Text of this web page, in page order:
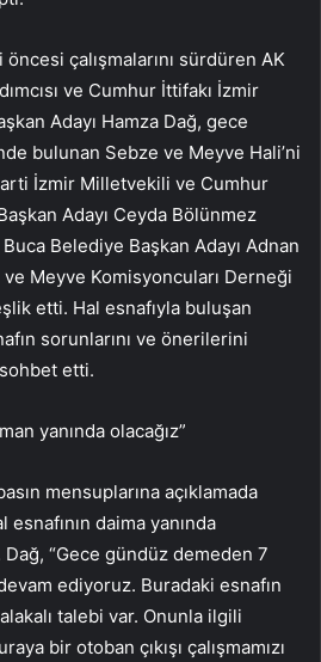
çalışmalarını sürdüren AK
ve Cumhur İttifakı İzmir
Adayı Hamza Dağ, gece
bulunan Sebze ve Meyve Hali’ni
İzmir Milletvekili ve Cumhur
Adayı Ceyda Bölünmez
Buca Belediye Başkan Adayı Adnan
Meyve Komisyoncuları Derneği
etti. Hal esnafıyla buluşan
sorunlarını ve önerilerini
etti.
yanında olacağız”
mensuplarına açıklamada
daima yanında
“Gece gündüz demeden 7
ediyoruz. Buradaki esnafın
talebi var. Onunla ilgili
bir otoban çıkışı çalışmamızı